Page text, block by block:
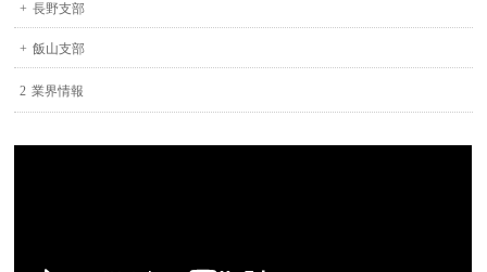
長野支部
飯山支部
業界情報